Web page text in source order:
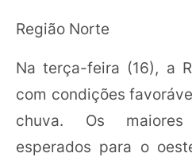
Região Norte
Na terça-feira (16), a
com condições
chuva. Os
esperados para o